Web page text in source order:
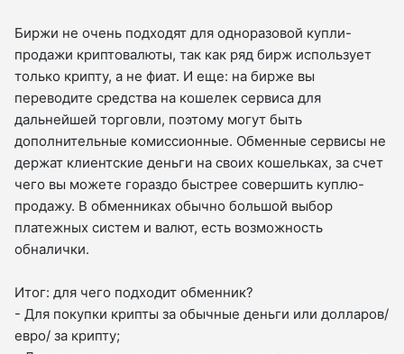
Биржи не очень подходят для одноразовой купли-
продажи криптовалюты, так как ряд бирж использует
только крипту, а не фиат. И еще: на бирже вы
переводите средства на кошелек сервиса для
дальнейшей торговли, поэтому могут быть
дополнительные комиссионные. Обменные сервисы не
держат клиентские деньги на своих кошельках, за счет
чего вы можете гораздо быстрее совершить куплю-
продажу. В обменниках обычно большой выбор
платежных систем и валют, есть возможность
обналички.
Итог: для чего подходит обменник?
- Для покупки крипты за обычные деньги или долларов/
евро/ за крипту;